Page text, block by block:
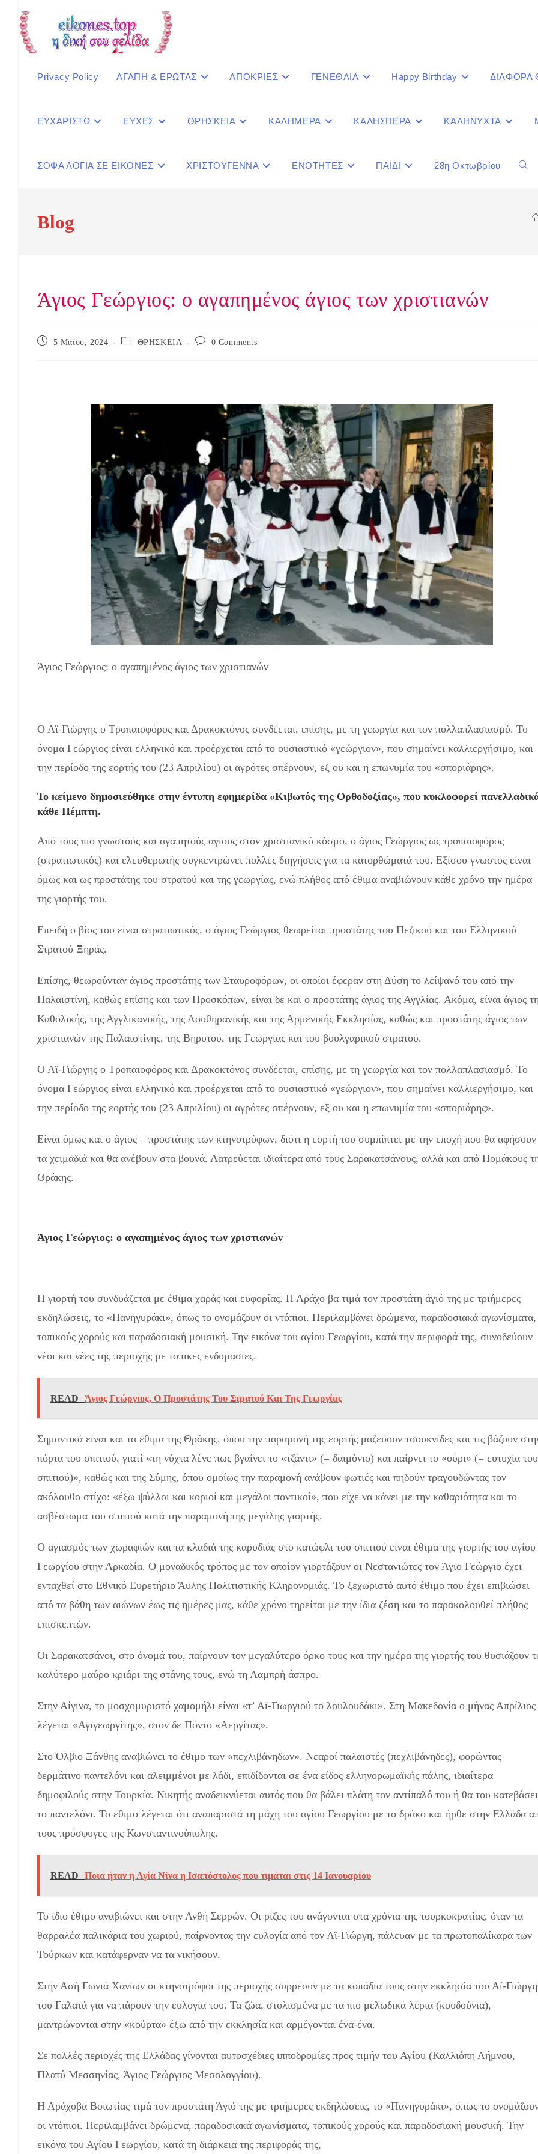
content
Privacy Policy ΑΓΑΠΗ & ΕΡΩΤΑΣ ΑΠΟΚΡΙΕΣ ΓΕΝΕΘΛΙΑ Happy Birthday ΔΙΑΦΟΡΑ
ΕΥΧΑΡΙΣΤΩ ΕΥΧΕΣ ΘΡΗΣΚΕΙΑ ΚΑΛΗΜΕΡΑ ΚΑΛΗΣΠΕΡΑ ΚΑΛΗΝΥΧΤΑ
ΣΟΦΑ ΛΟΓΙΑ ΣΕ ΕΙΚΟΝΕΣ ΧΡΙΣΤΟΥΓΕΝΝΑ ΕΝΟΤΗΤΕΣ ΠΑΙΔΙ 28η Οκτωβρίου
Blog
Άγιος Γεώργιος: ο αγαπημένος άγιος των χριστιανών
Post
5 Μαΐου, 2024
Post
ΘΡΗΣΚΕΙΑ
Post
0 Comments
Άγιος Γεώργιος: ο αγαπημένος άγιος των χριστιανών
Ο Αϊ-Γιώργης ο Τροπαιοφόρος και Δρακοκτόνος συνδέεται, επίσης, με τη γεωργία και τον πολλαπλασιασμό. Το
όνομα Γεώργιος είναι ελληνικό και προέρχεται από το ουσιαστικό «γεώργιον», που σημαίνει καλλιεργήσιμο, και
την περίοδο της εορτής του (23 Απριλίου) οι αγρότες σπέρνουν, εξ ου και η επωνυμία του «σποριάρης».
Το κείμενο δημοσιεύθηκε στην έντυπη εφημερίδα «Κιβωτός της Ορθοδοξίας», που κυκλοφορεί
κάθε Πέμπτη.
Από τους πιο γνωστούς και αγαπητούς αγίους στον χριστιανικό κόσμο, ο άγιος Γεώργιος ως τροπαιοφόρος
(στρατιωτικός) και ελευθερωτής συγκεντρώνει πολλές διηγήσεις για τα κατορθώματά του. Εξίσου γνωστός είναι
όμως και ως προστάτης του στρατού και της γεωργίας, ενώ πλήθος από έθιμα αναβιώνουν κάθε χρόνο την ημέρα
της γιορτής του.
Επειδή ο βίος του είναι στρατιωτικός, o άγιος Γεώργιος θεωρείται προστάτης του Πεζικού και του Ελληνικού
Στρατού Ξηράς.
Επίσης, θεωρούνταν άγιος προστάτης των Σταυροφόρων, οι οποίοι έφεραν στη Δύση το λείψανό του από την
Παλαιστίνη, καθώς επίσης και των Προσκόπων, είναι δε και ο προστάτης άγιος της Αγγλίας. Ακόμα, είναι άγιος
Καθολικής, της Αγγλικανικής, της Λουθηρανικής και της Αρμενικής Εκκλησίας, καθώς και προστάτης άγιος των
χριστιανών της Παλαιστίνης, της Βηρυτού, της Γεωργίας και του βουλγαρικού στρατού.
Ο Αϊ-Γιώργης ο Τροπαιοφόρος και Δρακοκτόνος συνδέεται, επίσης, με τη γεωργία και τον πολλαπλασιασμό. Το
όνομα Γεώργιος είναι ελληνικό και προέρχεται από το ουσιαστικό «γεώργιον», που σημαίνει καλλιεργήσιμο, και
την περίοδο της εορτής του (23 Απριλίου) οι αγρότες σπέρνουν, εξ ου και η επωνυμία του «σποριάρης».
Είναι όμως και ο άγιος – προστάτης των κτηνοτρόφων, διότι η εορτή του συμπίπτει με την εποχή που θα αφήσουν
τα χειμαδιά και θα ανέβουν στα βουνά. Λατρεύεται ιδιαίτερα από τους Σαρακατσάνους, αλλά και από Πομάκους
Θράκης.
Άγιος Γεώργιος: ο αγαπημένος άγιος των χριστιανών
Η γιορτή του συνδυάζεται με έθιμα χαράς και ευφορίας. Η Αράχο βα τιμά τον προστάτη άγιό της με τριήμερες
εκδηλώσεις, το «Πανηγυράκι», όπως το ονομάζουν οι ντόπιοι. Περιλαμβάνει δρώμενα, παραδοσιακά αγωνίσματα,
τοπικούς χορούς και παραδοσιακή μουσική. Την εικόνα του αγίου Γεωργίου, κατά την περιφορά της, συνοδεύουν
νέοι και νέες της περιοχής με τοπικές ενδυμασίες.
READ Άγιος Γεώργιος, Ο Προστάτης Του Στρατού Και Της Γεωργίας
Σημαντικά είναι και τα έθιμα της Θράκης, όπου την παραμονή της εορτής μαζεύουν τσουκνίδες και τις βάζουν
πόρτα του σπιτιού, γιατί «τη νύχτα λένε πως βγαίνει το «τζάντι» (= δαιμόνιο) και παίρνει το «ούρι» (= ευτυχία του
σπιτιού)», καθώς και της Σύμης, όπου ομοίως την παραμονή ανάβουν φωτιές και πηδούν τραγουδώντας τον
ακόλουθο στίχο: «έξω ψύλλοι και κοριοί και μεγάλοι ποντικοί», που είχε να κάνει με την καθαριότητα και το
ασβέστωμα του σπιτιού κατά την παραμονή της μεγάλης γιορτής.
Ο αγιασμός των χωραφιών και τα κλαδιά της καρυδιάς στο κατώφλι του σπιτιού είναι έθιμα της γιορτής του αγίου
Γεωργίου στην Αρκαδία. Ο μοναδικός τρόπος με τον οποίον γιορτάζουν οι Νεστανιώτες τον Άγιο Γεώργιο έχει
ενταχθεί στο Εθνικό Ευρετήριο Άυλης Πολιτιστικής Κληρονομιάς. Το ξεχωριστό αυτό έθιμο που έχει επιβιώσει
από τα βάθη των αιώνων έως τις ημέρες μας, κάθε χρόνο τηρείται με την ίδια ζέση και το παρακολουθεί πλήθος
επισκεπτών.
Οι Σαρακατσάνοι, στο όνομά του, παίρνουν τον μεγαλύτερο όρκο τους και την ημέρα της γιορτής του θυσιάζουν
καλύτερο μαύρο κριάρι της στάνης τους, ενώ τη Λαμπρή άσπρο.
Στην Αίγινα, το μοσχομυριστό χαμομήλι είναι «τ’ Αϊ-Γιωργιού το λουλουδάκι». Στη Μακεδονία ο μήνας Απρίλιος
λέγεται «Αγιγεωργίτης», στον δε Πόντο «Αεργίτας».
Στο Όλβιο Ξάνθης αναβιώνει το έθιμο των «πεχλιβάνηδων». Νεαροί παλαιστές (πεχλιβάνηδες), φορώντας
δερμάτινο παντελόνι και αλειμμένοι με λάδι, επιδίδονται σε ένα είδος ελληνορωμαϊκής πάλης, ιδιαίτερα
δημοφιλούς στην Τουρκία. Νικητής αναδεικνύεται αυτός που θα βάλει πλάτη τον αντίπαλό του ή θα του κατεβάσει
το παντελόνι. Το έθιμο λέγεται ότι αναπαριστά τη μάχη του αγίου Γεωργίου με το δράκο και ήρθε στην Ελλάδα
τους πρόσφυγες της Κωνσταντινούπολης.
READ Ποια ήταν η Αγία Νίνα η Ισαπόστολος που τιμάται στις 14 Ιανουαρίου
Το ίδιο έθιμο αναβιώνει και στην Ανθή Σερρών. Οι ρίζες του ανάγονται στα χρόνια της τουρκοκρατίας, όταν τα
θαρραλέα παλικάρια του χωριού, παίρνοντας την ευλογία από τον Αϊ-Γιώργη, πάλευαν με τα πρωτοπαλίκαρα των
Τούρκων και κατάφερναν να τα νικήσουν.
Στην Ασή Γωνιά Χανίων οι κτηνοτρόφοι της περιοχής συρρέουν με τα κοπάδια τους στην εκκλησία του Αϊ-Γιώργη
του Γαλατά για να πάρουν την ευλογία του. Τα ζώα, στολισμένα με τα πιο μελωδικά λέρια (κουδούνια),
μαντρώνονται στην «κούρτα» έξω από την εκκλησία και αρμέγονται ένα-ένα.
Σε πολλές περιοχές της Ελλάδας γίνονται αυτοσχέδιες ιπποδρομίες προς τιμήν του Αγίου (Καλλιόπη Λήμνου,
Πλατύ Μεσσηνίας, Άγιος Γεώργιος Μεσολογγίου).
Η Αράχοβα Βοιωτίας τιμά τον προστάτη Άγιό της με τριήμερες εκδηλώσεις, το «Πανηγυράκι», όπως το
οι ντόπιοι. Περιλαμβάνει δρώμενα, παραδοσιακά αγωνίσματα, τοπικούς χορούς και παραδοσιακή μουσική. Την
εικόνα του Αγίου Γεωργίου, κατά τη διάρκεια της περιφοράς της,